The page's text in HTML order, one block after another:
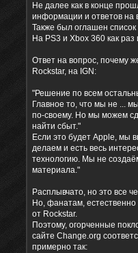
Не далее как в конце
информации и ответов на
Также был оглашен
На PS3 и Xbox 360 как
Ответ на вопрос, почему
Rockstar, на IGN:
"Решение по всем
Главное то, что мы не ...
по-своему. Но мы можем
найти сбыт."
Если это будет Apple, мы
делаем и есть весь
технологию. Мы не
материала."
Расплывчато, но это все
Но, фанатам,
от Rockstar.
Поэтому, огорченные
сайте Change.org
примерно так: